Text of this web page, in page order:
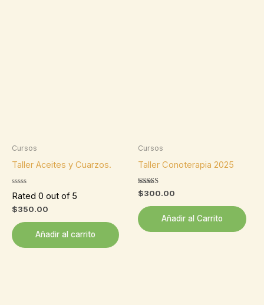
Cursos
Taller Aceites y Cuarzos.
Rated 0 out of 5
$350.00
Añadir al carrito
Cursos
Taller Conoterapia 2025
Valorado
con
5.00
de 5
$300.00
Añadir al Carrito